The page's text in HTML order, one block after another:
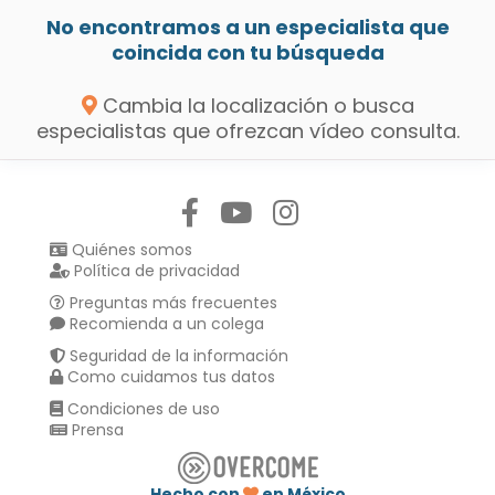
No encontramos a un especialista que
coincida con tu búsqueda
Cambia la localización o busca
especialistas que ofrezcan vídeo consulta.
Quiénes somos
Política de privacidad
Preguntas más frecuentes
Recomienda a un colega
Seguridad de la información
Como cuidamos tus datos
Condiciones de uso
Prensa